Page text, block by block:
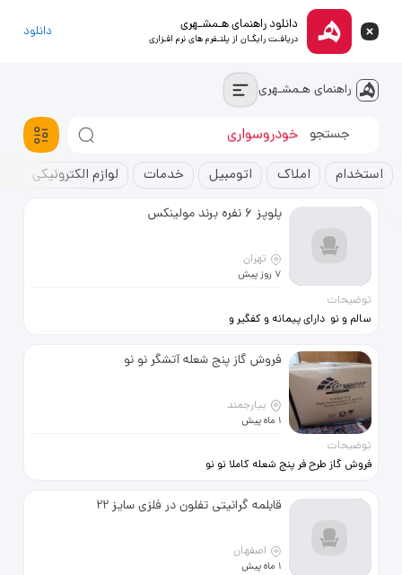
دانلود راهنمای هـمشـهری
دریافـت رایگـان از پلتـفرم های نرم افـزاری دانلود
راهنمای هـمشـهری
استخدام
استخدام املاک اتومبیل خدمات لوازم الکترونیکی
پلوپز 6 نفره برند مولینکس
تهران
7 روز پیش
توضیحات
سالم و نو دارای پیمانه و کفگیر و
فروش گاز پنج شعله آتشگر نو نو
بیارجمند
1 ماه پیش
توضیحات
فروش گاز طرح فر پنج شعله کاملا نو نو
قابلمه گرانیتی تفلون در فلزی سایز 22
اصفهان
1 ماه پیش